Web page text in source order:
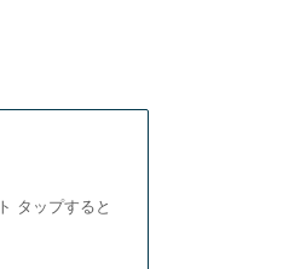
タップすると